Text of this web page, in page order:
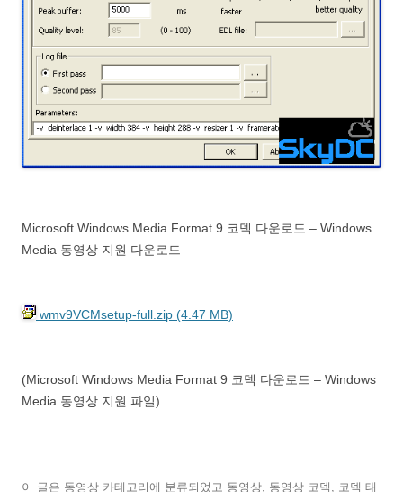
Microsoft Windows Media Format 9 코덱 다운로드 – Windows
Media 동영상 지원 다운로드
wmv9VCMsetup-full.zip (4.47 MB)
(Microsoft Windows Media Format 9 코덱 다운로드 – Windows
Media 동영상 지원 파일)
이 글은 동영상 카테고리에 분류되었고 동영상 동영상 코덱 코덱 태